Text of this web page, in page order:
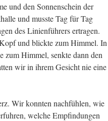
und den Sonnenschein der
und musste Tag für Tag
des Linienführers ertragen.
und blickte zum Himmel. In
zum Himmel, senkte dann den
wir in ihrem Gesicht nie eine
Wir konnten nachfühlen, wie
welche Empfindungen